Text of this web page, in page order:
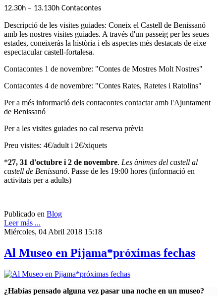
12.30h – 13.130h Contacontes
Descripció de les visites guiades: Coneix el Castell de Benissanó
amb les nostres visites guiades. A través d'un passeig per les seues
estades, coneixeràs la història i els aspectes més destacats de eixe
espectacular castell-fortalesa.
Contacontes 1 de novembre: "Contes de Mostres Molt Nostres"
Contacontes 4 de novembre: "Contes Rates, Ratetes i Ratolins"
Per a més informació dels contacontes contactar amb l'Ajuntament
de Benissanó
Per a les visites guiades no cal reserva prèvia
Preu visites: 4€/adult i 2€/xiquets
*27, 31 d'octubre i 2 de novembre. Les ànimes del castell al
castell de Benissanó. Passe de les 19:00 hores (informació en
activitats per a adults)
Publicado en Blog
Leer más ...
Miércoles, 04 Abril 2018 15:18
Al Museo en Pijama*próximas fechas
¿Habías pensado alguna vez pasar una noche en un museo?